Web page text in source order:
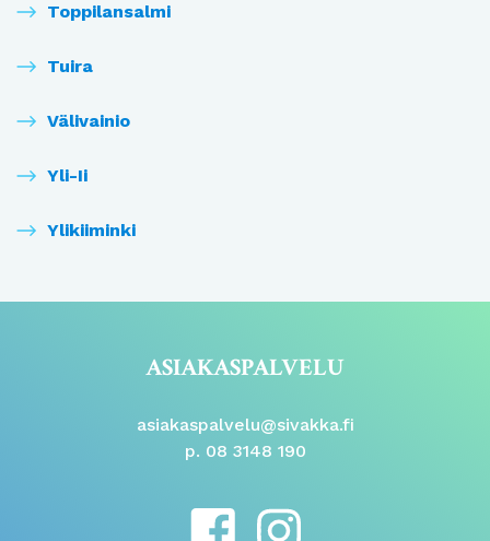
Toppilansalmi
Tuira
Välivainio
Yli-Ii
Ylikiiminki
ASIAKASPALVELU
asiakaspalvelu@sivakka.fi
p. 08 3148 190